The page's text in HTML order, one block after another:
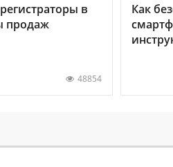
в
продаж
48854
Как